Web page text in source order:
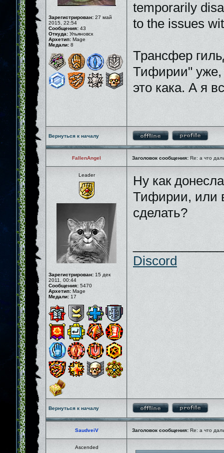
Зарегистрирован: 27 май
2015, 22:54
Сообщения: 43
Откуда: Ульяновск
Архетип: Mage
Медали: 8
temporarily
to the issues
Трансфер
Тифирии" уже,
это кака. А я
Вернуться к началу
FallenAngel Заголовок сообщения: Re: а что
Leader
Зарегистрирован: 15 дек
2011, 00:44
Сообщения: 5470
Архетип: Mage
Медали: 17
Ну как
Тифирии, или
сделать?
Discord
Вернуться к началу
SaudveiV Заголовок сообщения: Re: а что
Ascended